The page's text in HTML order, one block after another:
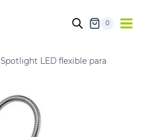
0
Spotlight LED flexible para